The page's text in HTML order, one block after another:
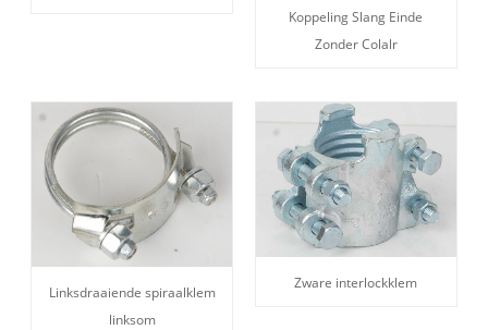
Koppeling Slang Einde
Zonder Colalr
Linksdraaiende spiraalklem
linksom
Zware interlockklem